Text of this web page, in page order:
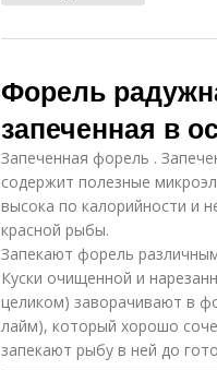
Форель
запеченная в
Запеченная форель .
содержит полезные
высока по калорийности и
красной рыбы.
Запекают форель
Куски очищенной и
целиком) заворачивают в
лайм), который хорошо
запекают рыбу в ней до